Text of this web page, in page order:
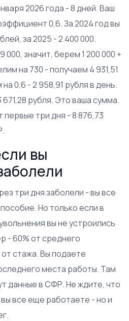
2026 года - 8 дней. Ваш
0,6. За 2024 год вы
за 2025 - 2 400 000.
000, значит, берем 1 200 000 +
на 730 - получаем 4 931,51
0,6 - 2 958,91 рубля в день.
рубля. Это ваша сумма.
три дня - 8 876,73
вы
три дня заболели - вы все
Но только если в
вы не устроились
- 60% от среднего
стажа. Вы подаете
места работы. Там
данные в СФР. Не ждите, что
все еще работаете - но и